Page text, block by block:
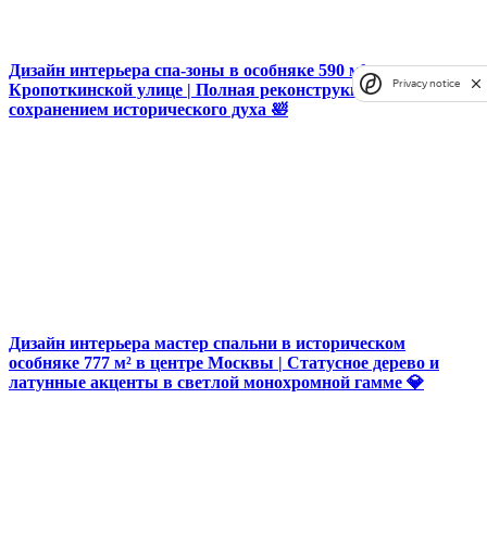
Дизайн интерьера спа-зоны в особняке 590 м² на
Кропоткинской улице | Полная реконструкция с
сохранением исторического духа 🛀
Дизайн интерьера мастер спальни в историческом
особняке 777 м² в центре Москвы | Статусное дерево и
латунные акценты в светлой монохромной гамме 💎
Privacy notice